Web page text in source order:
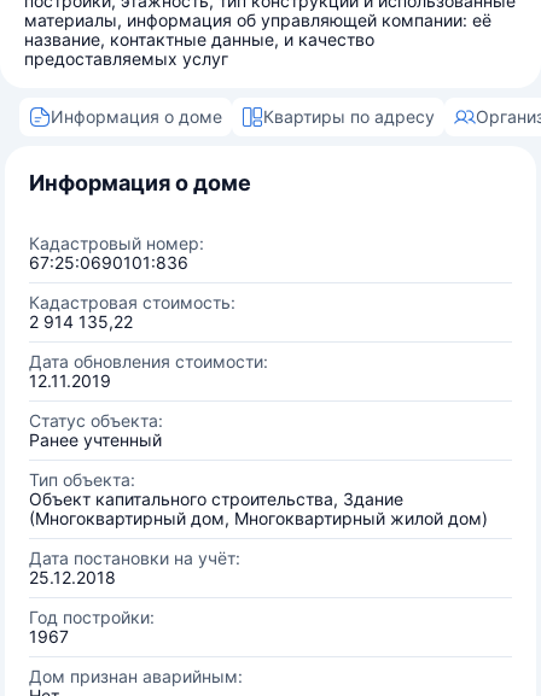
материалы, информация об управляющей компании: её
название, контактные данные, и качество
предоставляемых услуг
Информация о доме Квартиры по адресу
Информация о доме
Кадастровый номер:
67:25:0690101:836
Кадастровая стоимость:
2 914 135,22
Дата обновления стоимости:
12.11.2019
Статус объекта:
Ранее учтенный
Тип объекта:
Объект капитального строительства, Здание
(Многоквартирный дом, Многоквартирный жилой дом)
Дата постановки на учёт:
25.12.2018
Год постройки:
1967
Дом признан аварийным: